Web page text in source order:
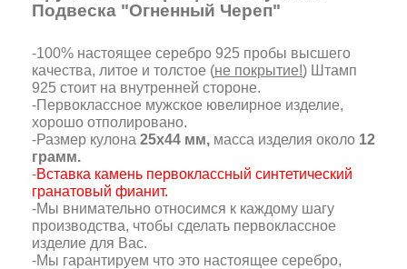
Подвеска "Огненный Череп"
-100% настоящее серебро 925 пробы высшего
качества, литое и толстое (не покрытие!) Штамп
925 стоит на внутренней стороне.
-Первоклассное мужское ювелирное изделие,
хорошо отполировано.
-Размер кулона 25х44 мм, масса изделия около 12
грамм.
-Вставка камень первоклассный синтетический
гранатовый фианит.
-Мы внимательно относимся к каждому шагу
производства, чтобы сделать первоклассное
изделие для Вас.
-Мы гарантируем что это настоящее серебро,